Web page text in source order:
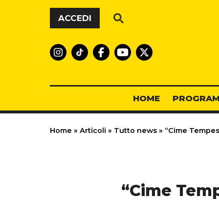
Vai al contenuto
ACCEDI
HOME
Home » Articoli » Tutto news » “Cime
“Cime